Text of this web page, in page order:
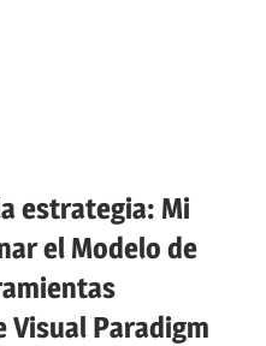
estrategia: Mi
el Modelo de
Visual Paradigm